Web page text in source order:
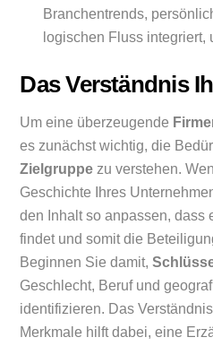
Branchentrends,
logischen Fluss integriert,
Das Verständnis
Um eine überzeugende
es zunächst wichtig, die
Zielgruppe zu verstehen.
Geschichte Ihres
den Inhalt so anpassen, dass
findet und somit die
Beginnen Sie damit,
Geschlecht, Beruf und
identifizieren. Das
Merkmale hilft dabei, eine